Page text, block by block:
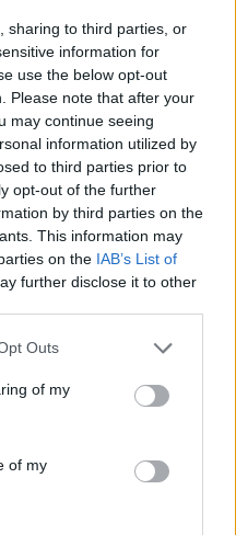
sharing to third parties, or
information for
use the below opt-out
Please note that after your
may continue seeing
information utilized by
to third parties prior to
opt-out of the further
by third parties on the
This information may
on the IAB’s List of
further disclose it to other
Outs
of my
of my
0,18%, στα 315,71
στην ηλεκτρική